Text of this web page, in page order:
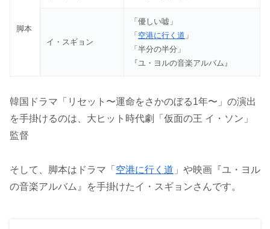
脚本
イ・スギョン
「優しい嘘」
「空港に行く道 」
「半分の半分」
『ユ・ヨルの音楽アルバム』
韓国ドラマ「リセット〜運命をさかのぼる1年〜」の演出
を手掛けるのは、大ヒット時代劇「仮面の王 イ・ソン」
監督
そして、脚本はドラマ「 空港に行く道 」や映画『ユ・ヨル
の音楽アルバム』を手掛けたイ・スギョンさんです。